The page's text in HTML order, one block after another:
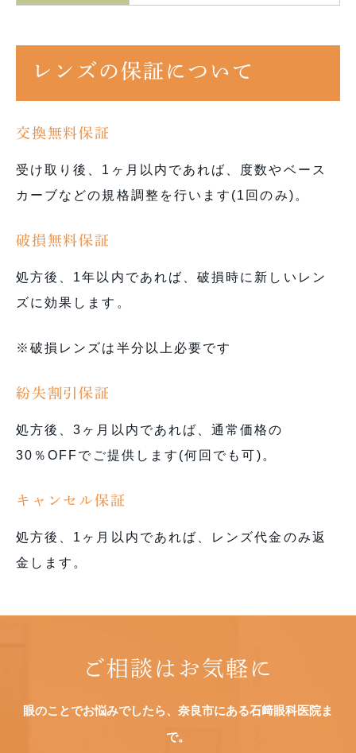
レンズの保証について
交換無料保証
受け取り後、1ヶ月以内であれば、度数やベース
カーブなどの規格調整を行います(1回のみ)。
破損無料保証
処方後、1年以内であれば、破損時に新しいレン
ズに効果します。
※破損レンズは半分以上必要です
紛失割引保証
処方後、3ヶ月以内であれば、通常価格の
30％OFFでご提供します(何回でも可)。
キャンセル保証
処方後、1ヶ月以内であれば、レンズ代金のみ返
金します。
ご相談はお気軽に
眼のことでお悩みでしたら、奈良市にある石﨑眼科医院ま
で。